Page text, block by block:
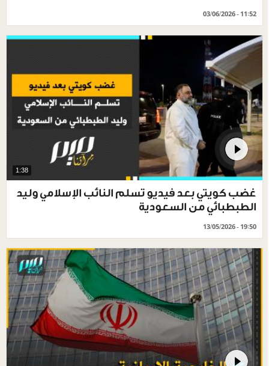
03/06/2026 - 11:52
1:38
غضب كويتي بعد فيديو تسلم النائب الإسلامي وليد
الطبطبائي من السعودية
13/05/2026 - 19:50